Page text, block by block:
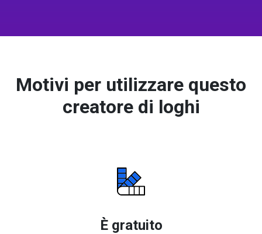
Motivi per utilizzare questo
creatore di loghi
È gratuito